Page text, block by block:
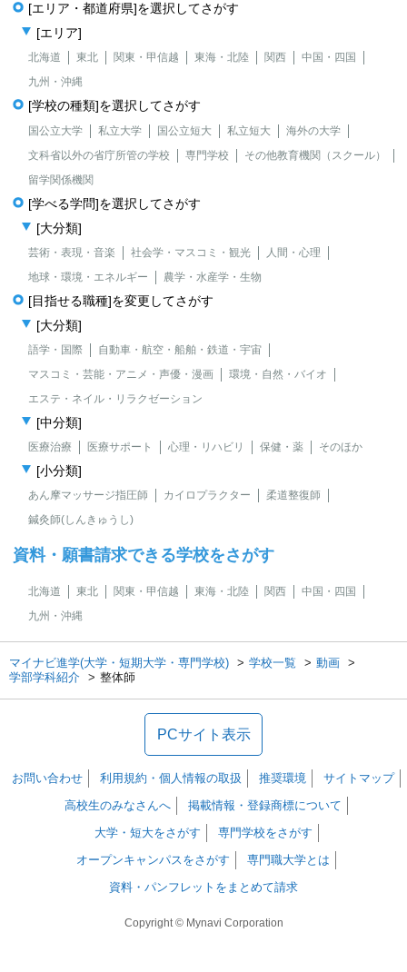
[エリア・都道府県]を選択してさがす
[エリア]
北海道 東北 関東・甲信越 東海・北陸 関西
中国・四国
九州・沖縄
[学校の種類]を選択してさがす
国公立大学 私立大学 国公立短大 私立短大
海外の大学
文科省以外の省庁所管の学校
専門学校
その他教育機関（スクール）
留学関係機関
[学べる学問]を選択してさがす
[大分類]
芸術・表現・音楽 社会学・マスコミ・観光
人間・心理
地球・環境・エネルギー
農学・水産学・生物
[目指せる職種]を変更してさがす
[大分類]
語学・国際
自動車・航空・船舶・鉄道・宇宙
マスコミ・芸能・アニメ・声優・漫画
環境・自然・バイオ
エステ・ネイル・リラクゼーション
[中分類]
医療治療 医療サポート 心理・リハビリ 保健・薬 そのほか
[小分類]
あん摩マッサージ指圧師 カイロプラクター
柔道整復師
鍼灸師(しんきゅうし)
資料・願書請求できる学校をさがす
北海道 東北 関東・甲信越 東海・北陸 関西
中国・四国
九州・沖縄
マイナビ進学(大学・短期大学・専門学校) 学校一覧
動画
学部学科紹介
整体師
PCサイト表示
お問い合わせ 利用規約・個人情報の取扱 推奨環境
サイトマップ
高校生のみなさんへ
掲載情報・登録商標について
大学・短大をさがす
専門学校をさがす
オープンキャンパスをさがす
専門職大学とは
資料・パンフレットをまとめて請求
Copyright © Mynavi Corporation